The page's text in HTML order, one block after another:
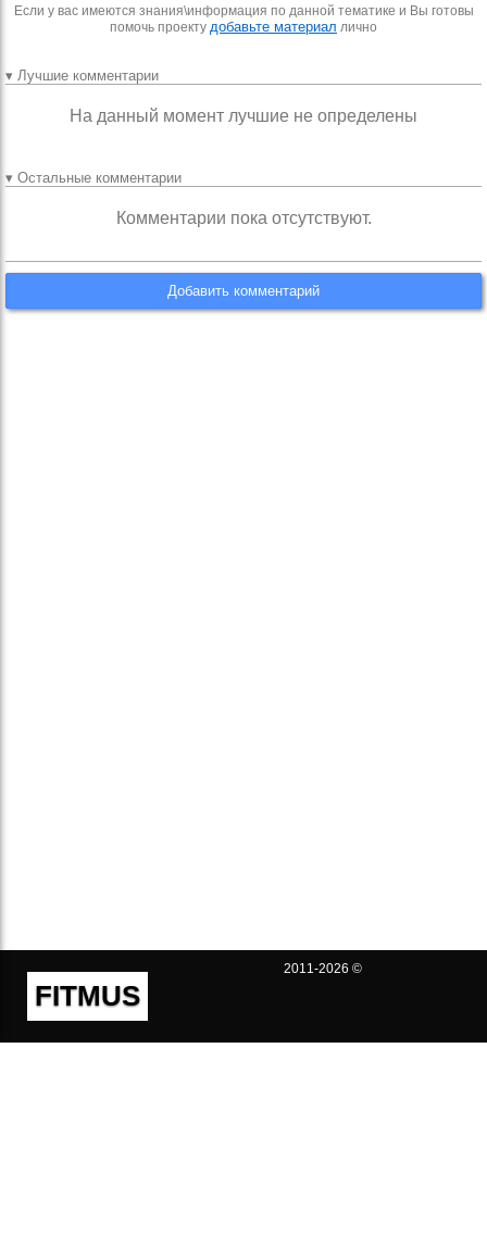
Если у вас имеются знания\информация по данной тематике и Вы готовы
помочь проекту добавьте материал лично
▾ Лучшие комментарии
На данный момент лучшие не определены
▾ Остальные комментарии
Комментарии пока отсутствуют.
Добавить комментарий
FITMUS
2011-2026 ©